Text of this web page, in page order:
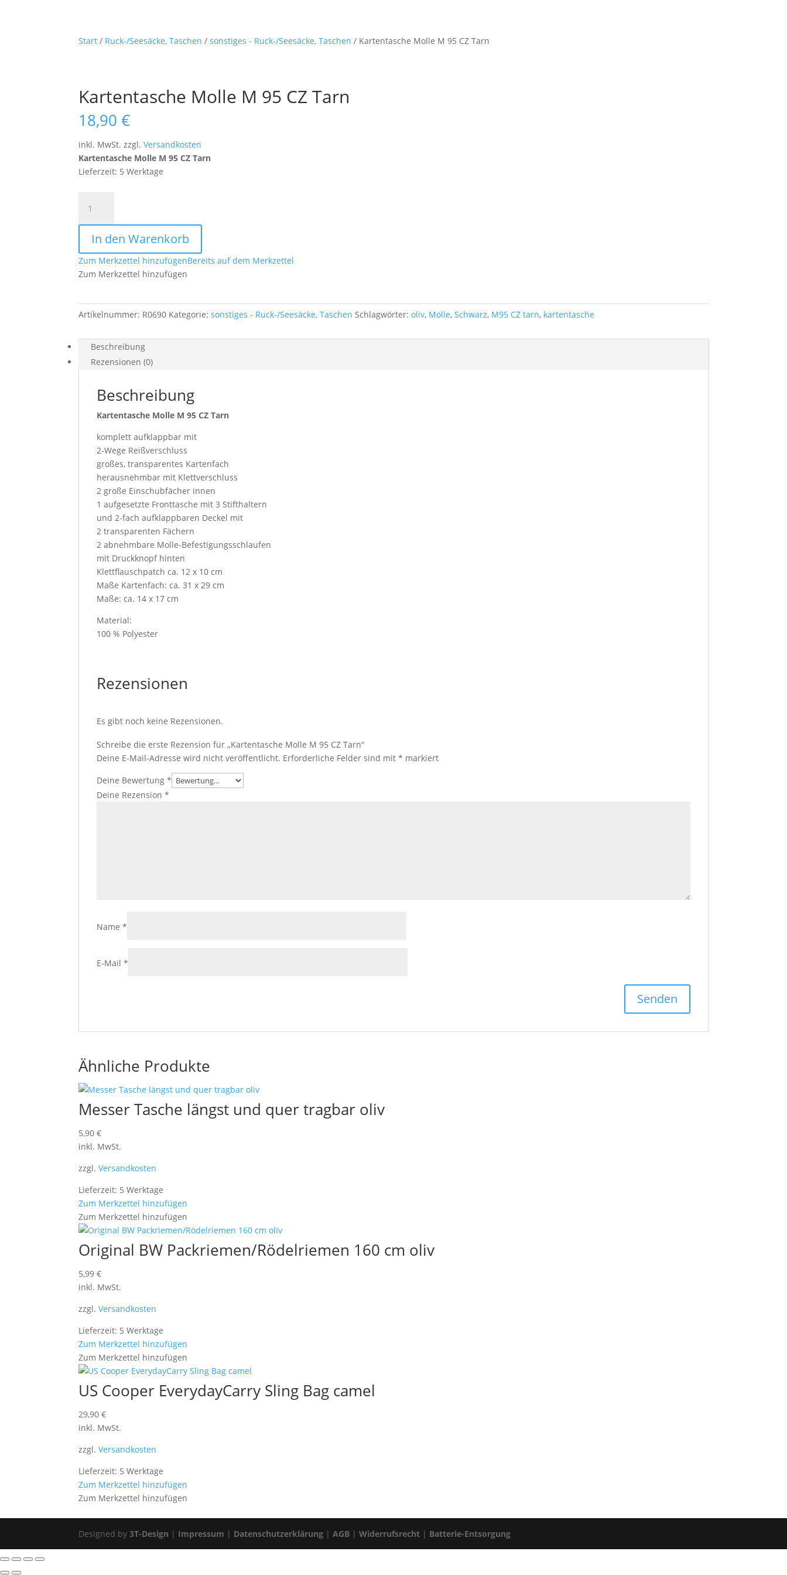
Start / Ruck-/Seesäcke, Taschen /sonstiges - Ruck-/Seesäcke, Taschen / Kartentasche Molle M 95 CZ Tarn
Kartentasche Molle M 95 CZ Tarn
18,90€
inkl. MwSt. zzgl.Versandkosten
Kartentasche Molle M 95 CZ Tarn
Lieferzeit: 5 Werktage
Molle
M
CZ
Tarn
Menge
In den Warenkorb
Zum Merkzettel hinzufügenBereits auf dem Merkzettel
Zum Merkzettel hinzufügen
Artikelnummer: R0690 Kategorie:sonstiges - Ruck-/Seesäcke, Taschen Schlagwörter:oliv, Molle,Schwarz, M95 CZ tarn, kartentasche
Beschreibung
Rezensionen (0)
Beschreibung
Kartentasche Molle M 95 CZ Tarn
komplett aufklappbar mit
2-Wege Reißverschluss
großes, transparentes Kartenfach
herausnehmbar mit Klettverschluss
2 große Einschubfächer innen
1 aufgesetzte Fronttasche mit 3 Stifthaltern
und 2-fach aufklappbaren Deckel mit
2 transparenten Fächern
2 abnehmbare Molle-Befestigungsschlaufen
mit Druckknopf hinten
Klettflauschpatch ca. 12 x 10 cm
Maße Kartenfach: ca. 31 x 29 cm
Maße: ca. 14 x 17 cm
Material:
100 % Polyester
Rezensionen
Es gibt noch keine Rezensionen.
Schreibe die erste Rezension für „Kartentasche Molle M 95 CZ Tarn“
Deine E-Mail-Adresse wird nicht veröffentlicht. Erforderliche Felder sind mit* markiert
Deine Bewertung*
Deine Rezension*
Name*
E-Mail*
Ähnliche Produkte
Messer Tasche längst und quer tragbar oliv
5,90€
inkl. MwSt.
zzgl.Versandkosten
Lieferzeit: 5 Werktage
Zum Merkzettel hinzufügen
Zum Merkzettel hinzufügen
Original BW Packriemen/Rödelriemen 160 cm oliv
5,99€
inkl. MwSt.
zzgl.Versandkosten
Lieferzeit: 5 Werktage
Zum Merkzettel hinzufügen
Zum Merkzettel hinzufügen
US Cooper EverydayCarry Sling Bag camel
29,90€
inkl. MwSt.
zzgl.Versandkosten
Lieferzeit: 5 Werktage
Zum Merkzettel hinzufügen
Zum Merkzettel hinzufügen
Designed by3T-Design | Impressum | Datenschutzerklärung |AGB |Widerrufsrecht | Batterie-Entsorgung